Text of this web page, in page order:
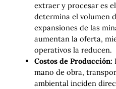
extraer y procesar es
determina el volumen
expansiones de las
aumentan la oferta,
operativos la reducen.
Costos de Producción:
mano de obra,
ambiental inciden